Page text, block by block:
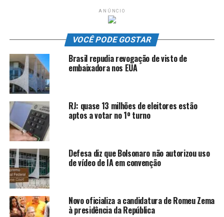
1,06% votos brancos e 1,73% votos nulos.
ANÚNCIO
Fernanda tem 36 anos, é casada, tem ensino superior
completo e declara ao TSE a ocupação de enfermeira.
Ele tem um patrimônio declarado de R$ 33.000.
O vice é Leandro da Associação (PDT), que tem 40 anos.
Os dois fazem parte da coligação Boa Esperança Para
Todos.
ANÚNCIO
VOCÊ PODE GOSTAR
Brasil repudia revogação de visto de
embaixadora nos EUA
RJ: quase 13 milhões de eleitores estão
aptos a votar no 1º turno
Defesa diz que Bolsonaro não autorizou uso
de vídeo de IA em convenção
Novo oficializa a candidatura de Romeu Zema
à presidência da República